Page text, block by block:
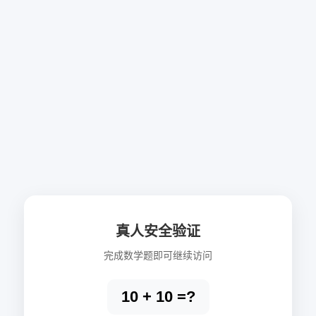
真人安全验证
完成数学题即可继续访问
10 + 10 =?